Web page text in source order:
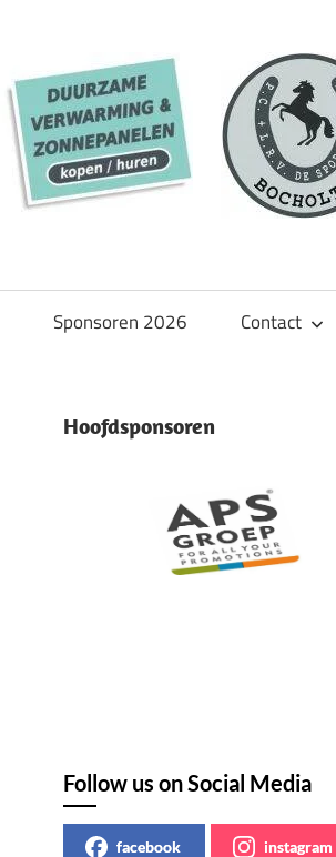
Sponsoren 2026 Contact
Hoofdsponsoren
Follow us on Social Media
facebook instagram